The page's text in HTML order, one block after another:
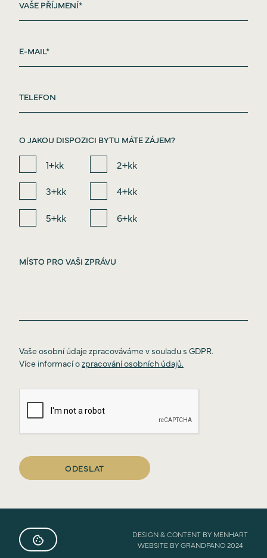
GRANDPANO
Úvod
Ceník
Standardy
Galerie
O JAKOU DISPOZICI BYTU MÁTE ZÁJEM?
1+kk 2+kk
3+kk 4+kk
5+kk 6+kk
Vaše osobní údaje zpracováváme v souladu s GDPR.
Více informací ozpracování osobních údajů.
ODESLAT
DESIGN & CONTENT BY MENHART
WEBSITE BY GRANDPANO 2024